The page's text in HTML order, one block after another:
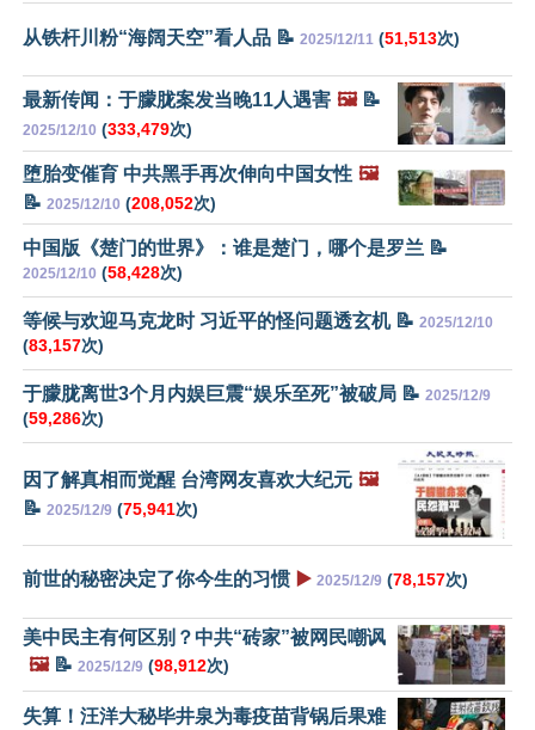
从铁杆川粉“海阔天空”看人品 📝 2025/12/11 (51,513次)
最新传闻：于朦胧案发当晚11人遇害 🖼️📝
2025/12/10 (333,479次)
堕胎变催育 中共黑手再次伸向中国女性 🖼️
📝 2025/12/10 (208,052次)
中国版《楚门的世界》：谁是楚门，哪个是罗兰 📝
2025/12/10 (58,428次)
等候与欢迎马克龙时 习近平的怪问题透玄机 📝 2025/12/10
(83,157次)
于朦胧离世3个月内娱巨震“娱乐至死”被破局 📝 2025/12/9
(59,286次)
因了解真相而觉醒 台湾网友喜欢大纪元 🖼️
📝 2025/12/9 (75,941次)
前世的秘密决定了你今生的习惯 ▶️ 2025/12/9 (78,157次)
美中民主有何区别？中共“砖家”被网民嘲讽
🖼️📝 2025/12/9 (98,912次)
失算！汪洋大秘毕井泉为毒疫苗背锅后果难